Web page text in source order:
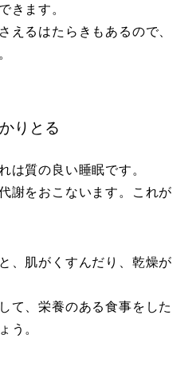
きます。
えるはたらきもあるので、
りとる
は質の良い睡眠です。
謝をおこないます。これが
、肌がくすんだり、乾燥が
て、栄養のある食事をした
う。